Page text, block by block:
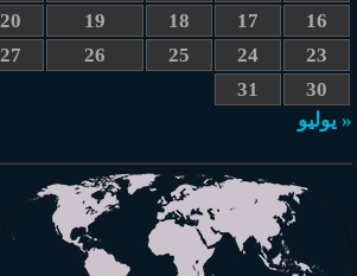
16
17
18
19
20
23
24
25
26
27
30
31
« يوليو